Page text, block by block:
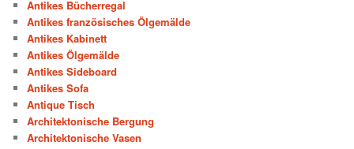
Antikes Bücherregal
Antikes französisches Ölgemälde
Antikes Kabinett
Antikes Ölgemälde
Antikes Sideboard
Antikes Sofa
Antique Tisch
Architektonische Bergung
Architektonische Vasen